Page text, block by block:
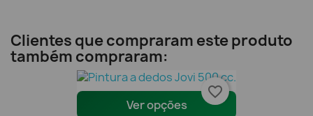
Clientes que compraram este produto
também compraram:
Ver opções
favorite_border